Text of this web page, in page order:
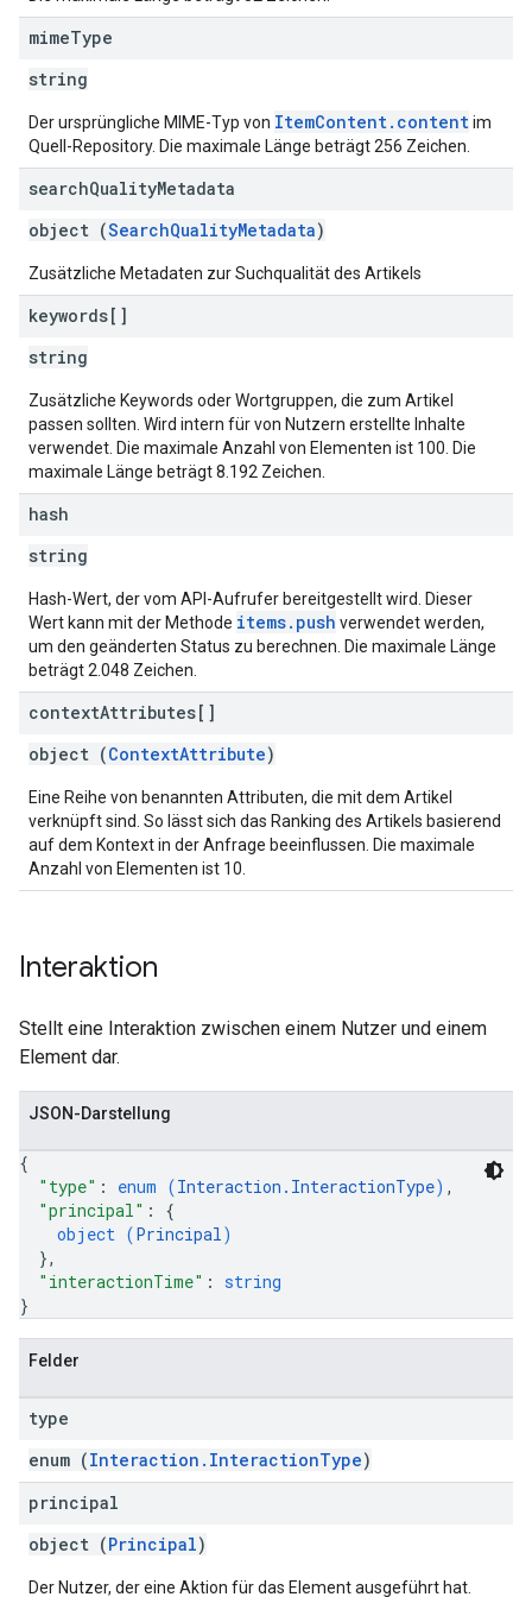
mimeType
string
Der ursprüngliche MIME-Typ von ItemContent.contentim
Quell-Repository. Die maximale Länge beträgt 256 Zeichen.
searchQualityMetadata
object (SearchQualityMetadata)
Zusätzliche Metadaten zur Suchqualität des Artikels
keywords[]
string
Zusätzliche Keywords oder Wortgruppen, die zum Artikel
passen sollten. Wird intern für von Nutzern erstellte Inhalte
verwendet. Die maximale Anzahl von Elementen ist 100. Die
maximale Länge beträgt 8.192 Zeichen.
hash
string
Hash-Wert, der vom API-Aufrufer bereitgestellt wird. Dieser
Wert kann mit der Methode items.push verwendet werden,
um den geänderten Status zu berechnen. Die maximale Länge
beträgt 2.048 Zeichen.
contextAttributes[]
object (ContextAttribute)
Eine Reihe von benannten Attributen, die mit dem Artikel
verknüpft sind. So lässt sich das Ranking des Artikels basierend
auf dem Kontext in der Anfrage beeinflussen. Die maximale
Anzahl von Elementen ist 10.
Interaktion
Stellt eine Interaktion zwischen einem Nutzer und einem
Element dar.
JSON-Darstellung
{
"type" : enum (Interaction.InteractionType) ,
"principal" : {
object (Principal)
},
"interactionTime" : string
}
Felder
type
enum (Interaction.InteractionType)
principal
object (Principal)
Der Nutzer, der eine Aktion für das Element ausgeführt hat.